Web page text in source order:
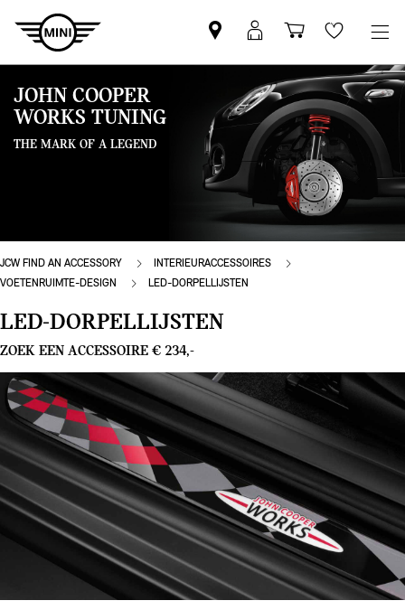
Vind
een
MINI
partner
MyMini
login
Wishlist
JOHN COOPER
WORKS TUNING
THE MARK OF A LEGEND
JCW FIND AN ACCESSORY
INTERIEURACCESSOIRES
VOETENRUIMTE-DESIGN
LED-DORPELLIJSTEN
LED-DORPELLIJSTEN
ZOEK EEN ACCESSOIRE € 234,-